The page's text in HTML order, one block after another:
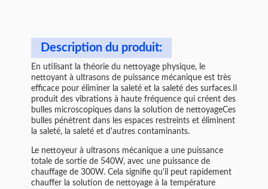
Description du produit:
En utilisant la théorie du nettoyage physique, le
nettoyant à ultrasons de puissance mécanique est très
efficace pour éliminer la saleté et la saleté des surfaces.Il
produit des vibrations à haute fréquence qui créent des
bulles microscopiques dans la solution de nettoyageCes
bulles pénètrent dans les espaces restreints et éliminent
la saleté, la saleté et d'autres contaminants.
Le nettoyeur à ultrasons mécanique a une puissance
totale de sortie de 540W, avec une puissance de
chauffage de 300W. Cela signifie qu'il peut rapidement
chauffer la solution de nettoyage à la température